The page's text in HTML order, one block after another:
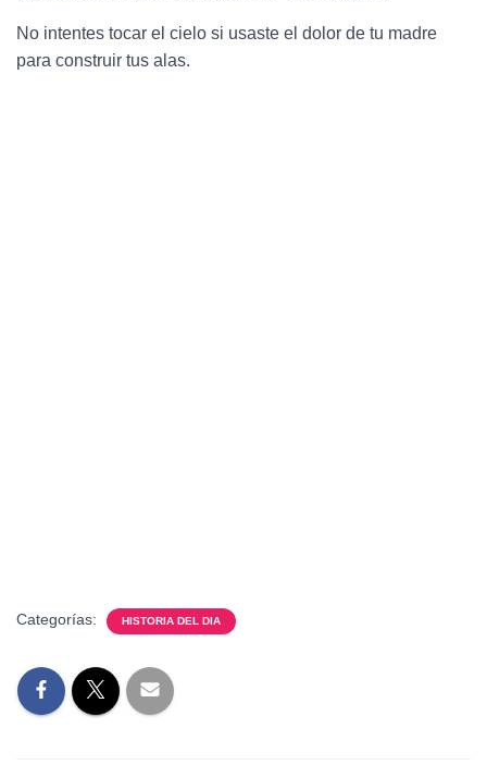
No intentes tocar el cielo si usaste el dolor de tu madre
para construir tus alas.
Categorías: HISTORIA DEL DIA